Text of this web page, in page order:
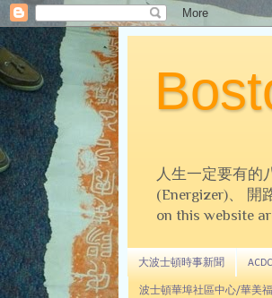
人生一定要有的
(Energizer)、 開
on this website
大波士頓時事新聞
波士頓華埠社區中心/華美